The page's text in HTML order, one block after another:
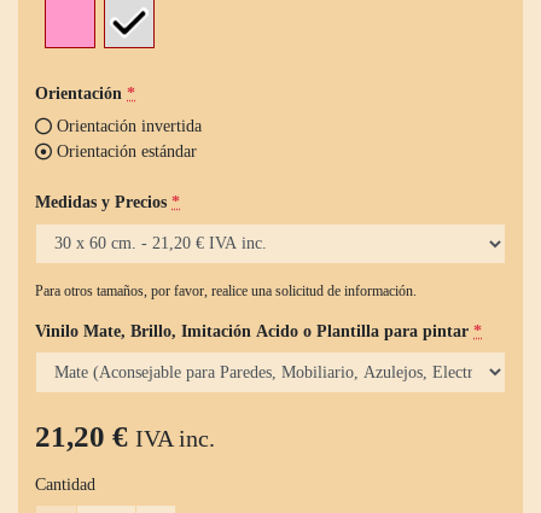
Orientación *
Orientación invertida
Orientación estándar
Medidas y Precios *
Para otros tamaños, por favor, realice una solicitud de información.
Vinilo Mate, Brillo, Imitación Acido o Plantilla para pintar *
21,20 € IVA inc.
Cantidad